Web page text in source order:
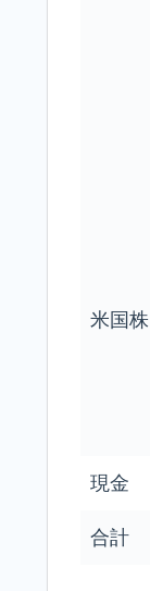
米国株
現金
合計